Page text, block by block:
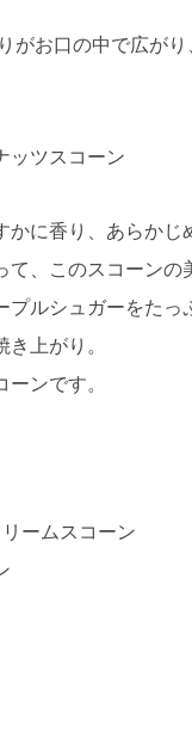
がお口の中で広が
ツスコーン
かに香り、あらかじ
、このスコーンの
プルシュガーをた
上がり。
ンです。
ームスコーン